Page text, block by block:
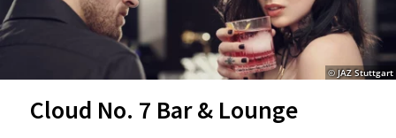
Stadtführungen
Events & Tickets
Erlebnisse
Wein
Radfahren
Wandern
© JAZ Stuttgart
Cloud No. 7 Bar & Lounge